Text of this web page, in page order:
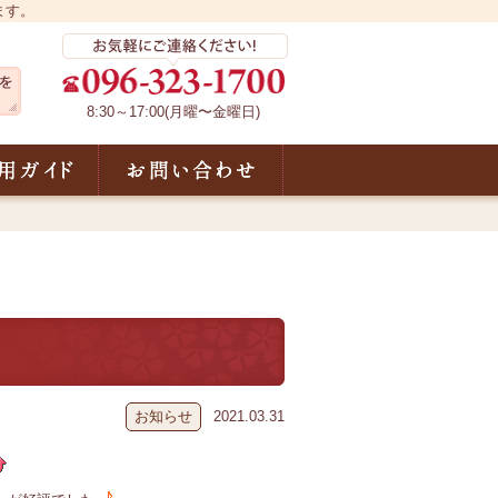
。
8:30～17:00(月曜〜金曜日)
ご利用ガイド お問い合わせ
お知らせ 2021.03.31